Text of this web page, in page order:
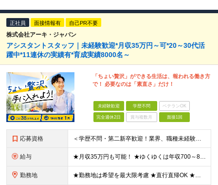
正社員 面接情報有 自己PR不要
株式会社アーキ・ジャパン
アシスタントスタッフ｜未経験歓迎*月収35万円～可*20～30代活
躍中*11連休の実績有*育成実績8000名～
「ちょい贅沢」ができる生活は、報われる働き方
で！ 必要なのは「素直さ」だけ！
未経験歓迎 学歴不問 ベテランOK
完全週休2日 賞与複数月 面接1回
応募資格 ＜学歴不問・第二新卒歓迎！業界、職種未経験歓迎！20代～30代活躍中＞ ★35歳以下の方（若年層の長期キャリア形成を図るため） ★フリーター・正社員未経験・社会人未経験OK ★転職回数が多い方もぜひ
給与 ★月収35万円も可能！ ★ゆくゆくは年収700～800万円も！ ★手当が多数あり ・残業手当（100％）★1分単位で支給 ・資格手当（最大月6万円） ・結婚/出産祝金（最大3万円） 【首都圏・北関東
勤務地 ★勤務地は希望を最大限考慮 ★直行直帰OK ★車通勤のエリアもあり ★研修は、下記いずれかの研修センターで行います ・東京校（東京本社とアクセスは同様） ・大阪校（大阪府大阪市中央区道修町 2-1-1